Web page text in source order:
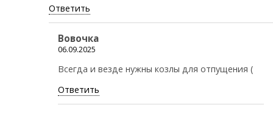
Ответить
Вовочка
06.09.2025
Всегда и везде нужны козлы для отпущения (
Ответить